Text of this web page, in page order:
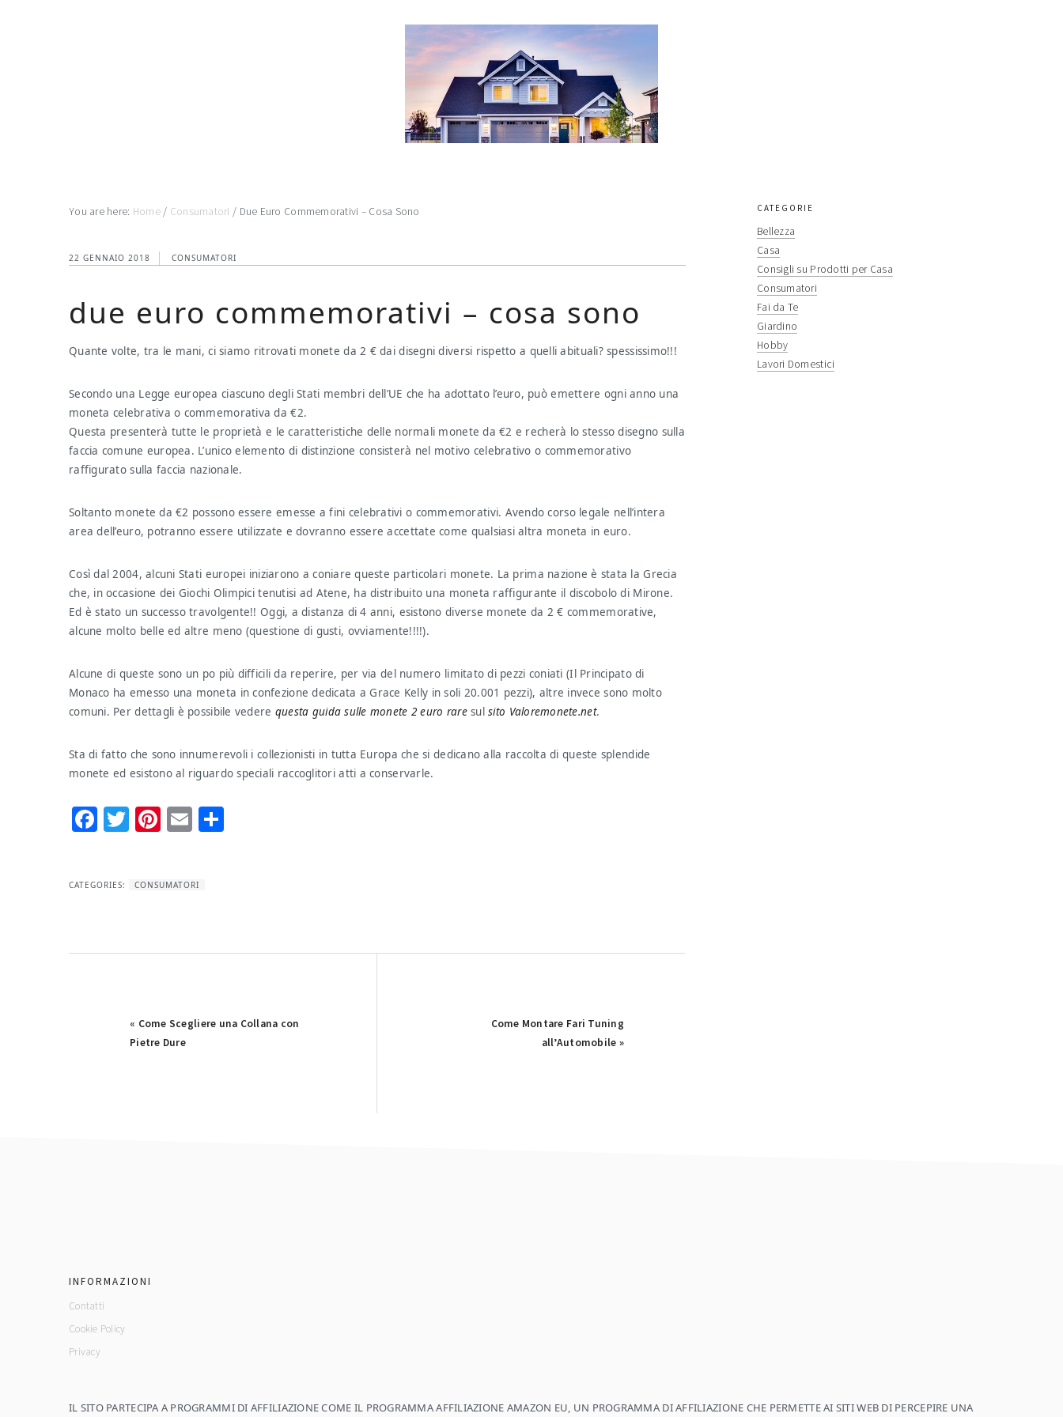
You are here: Home / Consumatori / Due Euro Commemorativi – Cosa Sono
22 GENNAIO 2018 CONSUMATORI
due euro commemorativi – cosa sono
Quante volte, tra le mani, ci siamo ritrovati monete da 2 € dai disegni diversi rispetto a quelli abituali? spessissimo!!!
Secondo una Legge europea ciascuno degli Stati membri dell’UE che ha adottato l’euro, può emettere ogni anno una
moneta celebrativa o commemorativa da €2.
Questa presenterà tutte le proprietà e le caratteristiche delle normali monete da €2 e recherà lo stesso disegno sulla
faccia comune europea. L’unico elemento di distinzione consisterà nel motivo celebrativo o commemorativo
raffigurato sulla faccia nazionale.
Soltanto monete da €2 possono essere emesse a fini celebrativi o commemorativi. Avendo corso legale nell’intera
area dell’euro, potranno essere utilizzate e dovranno essere accettate come qualsiasi altra moneta in euro.
Così dal 2004, alcuni Stati europei iniziarono a coniare queste particolari monete. La prima nazione è stata la Grecia
che, in occasione dei Giochi Olimpici tenutisi ad Atene, ha distribuito una moneta raffigurante il discobolo di Mirone.
Ed è stato un successo travolgente!! Oggi, a distanza di 4 anni, esistono diverse monete da 2 € commemorative,
alcune molto belle ed altre meno (questione di gusti, ovviamente!!!!).
Alcune di queste sono un po più difficili da reperire, per via del numero limitato di pezzi coniati (Il Principato di
Monaco ha emesso una moneta in confezione dedicata a Grace Kelly in soli 20.001 pezzi), altre invece sono molto
comuni. Per dettagli è possibile vedere questa guida sulle monete 2 euro raresulsito Valoremonete.net.
Sta di fatto che sono innumerevoli i collezionisti in tutta Europa che si dedicano alla raccolta di queste splendide
monete ed esistono al riguardo speciali raccoglitori atti a conservarle.
Facebook
TwitterPinterest
Email
CATEGORIES: CONSUMATORI
Previous
Post:
« Come Scegliere una Collana con
Pietre Dure
Next
Come Montare Fari Tuning
all’Automobile »
primary
sidebar
CATEGORIE
Bellezza
Casa
Consigli su Prodotti per Casa
Consumatori
Fai da Te
Giardino
Hobby
Lavori Domestici
INFORMAZIONI
Contatti
Cookie Policy
Privacy
IL SITO PARTECIPA A PROGRAMMI DI AFFILIAZIONE COME IL PROGRAMMA AFFILIAZIONE AMAZON EU, UN PROGRAMMA DI AFFILIAZIONE CHE PERMETTE AI SITI WEB DI PERCEPIRE UNA